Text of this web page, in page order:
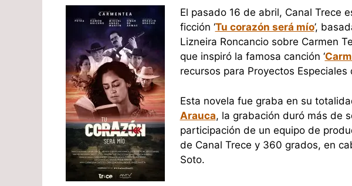
El pasado 16 de abril, Canal Trece
ficción ‘Tu corazón será mío’,
Lizneira Roncancio sobre Carmen
que inspiró la famosa canción ‘
recursos para Proyectos Especiales
Esta novela fue graba en su
Arauca, la grabación duró más de
participación de un equipo de
de Canal Trece y 360 grados, en
Soto.